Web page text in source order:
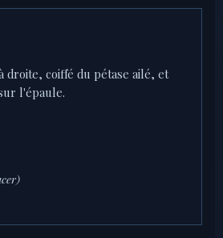
droite, coiffé du pétase ailé, et
l'épaule.